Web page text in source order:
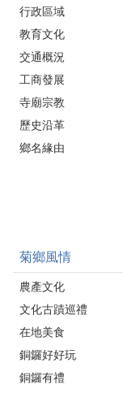
行政區域
教育文化
交通概況
工商發展
寺廟宗教
歷史沿革
鄉名緣由
菊鄉風情
農產文化
文化古蹟巡禮
在地美食
銅鑼好好玩
銅鑼有禮